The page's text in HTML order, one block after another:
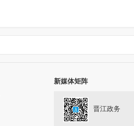
新媒体矩阵
晋江政务